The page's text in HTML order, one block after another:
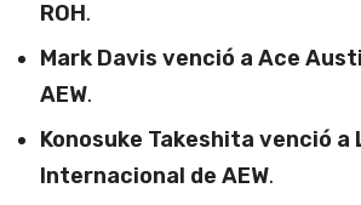
ROH.
Mark Davis venció a Ace
AEW.
Konosuke Takeshita venció
Internacional de AEW.